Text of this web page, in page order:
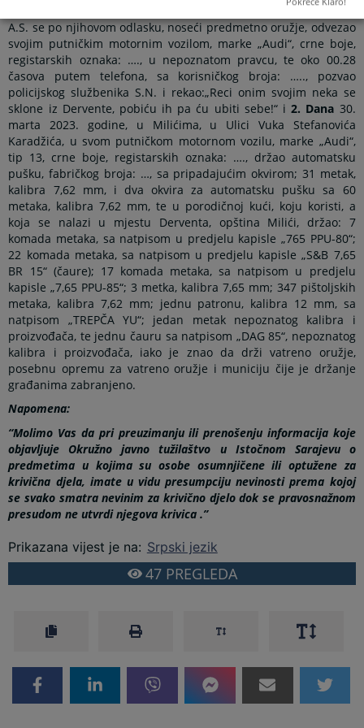
ubiti, usljed čega su oni izašli iz kuće i napustili lice mjesta, a
A.S. se po njihovom odlasku, noseći predmetno oružje, odvezao
svojim putničkim motornim vozilom, marke „Audi“, crne boje,
registarskih oznaka: …., u nepoznatom pravcu, te oko 00.28
časova putem telefona, sa korisničkog broja: ….., pozvao
policijskog službenika S.N. i rekao:„Reci onim svojim neka se
sklone iz Dervente, pobiću ih pa ću ubiti sebe!“ i2. Dana 30.
marta 2023. godine, u Milićima, u Ulici Vuka Stefanovića
Karadžića, u svom putničkom motornom vozilu, marke „Audi“,
tip 13, crne boje, registarskih oznaka: …., držao automatsku
pušku, fabričkog broja: …, sa pripadajućim okvirom; 31 metak,
kalibra 7,62 mm, i dva okvira za automatsku pušku sa 60
metaka, kalibra 7,62 mm, te u porodičnoj kući, koju koristi, a
koja se nalazi u mjestu Derventa, opština Milići, držao: 7
komada metaka, sa natpisom u predjelu kapisle „765 PPU-80“;
22 komada metaka, sa natpisom u predjelu kapisle „S&B 7,65
BR 15“ (čaure); 17 komada metaka, sa natpisom u predjelu
kapisle „7,65 PPU-85“; 3 metka, kalibra 7,65 mm; 347 pištoljskih
metaka, kalibra 7,62 mm; jednu patronu, kalibra 12 mm, sa
natpisom „TREPČA YU“; jedan metak nepoznatog kalibra i
proizvođača, te jednu čauru sa natpisom „DAG 85“, nepoznatog
kalibra i proizvođača, iako je znao da drži vatreno oružje,
posebnu opremu za vatreno oružje i municiju čije je držanje
građanima zabranjeno.
Napomena:
“Molimo Vas da pri preuzimanju ili prenošenju informacija koje
objavljuje Okružno javno tužilaštvo u Istočnom Sarajevu o
predmetima u kojima su osobe osumnjičene ili optužene za
krivična djela, imate u vidu presumpciju nevinosti prema kojoj
se svako smatra nevinim za krivično djelo dok se pravosnažnom
presudom ne utvrdi njegova krivica .”
Prikazana vijest je na: Srpski jezik
47PREGLEDA